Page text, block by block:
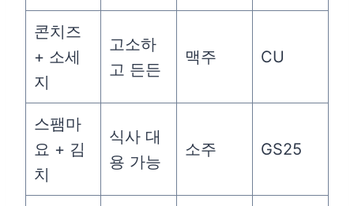
콘치즈
+ 소세
지
고소하
고 든든
맥주 CU
스팸마
요 + 김
치
식사 대
용 가능
소주 GS25